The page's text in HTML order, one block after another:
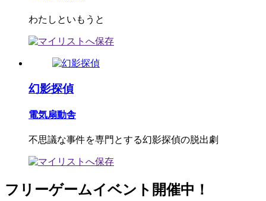
わたしといもうと
幻影探偵
電気扇動舎
不思議な事件を専門とする幻影探偵の脱出劇
フリーゲームイベント開催中！